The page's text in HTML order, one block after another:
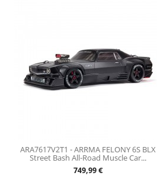
ARA7617V2T1 - ARRMA FELONY 6S BLX
Street Bash All-Road Muscle Car...
Prix
749,99 €